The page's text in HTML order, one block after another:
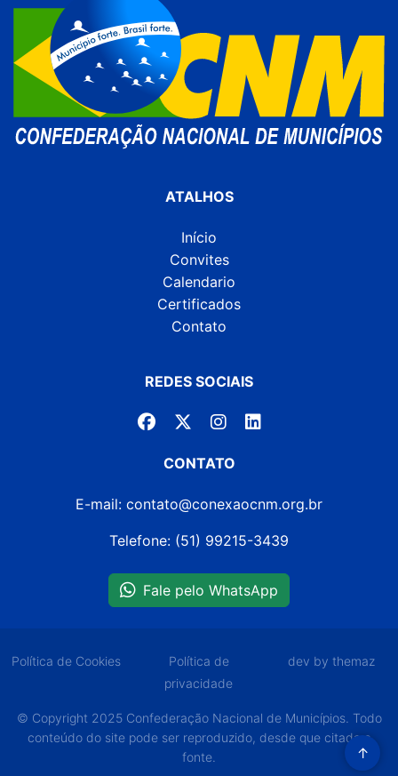
ATALHOS
Início
Convites
Calendario
Certificados
Contato
REDES SOCIAIS
CONTATO
E-mail: contato@conexaocnm.org.br
Telefone: (51) 99215-3439
Fale pelo WhatsApp
Política de Cookies
Política de
privacidade
dev by themaz
© Copyright 2025 Confederação Nacional de Municípios. Todo
conteúdo do site pode ser reproduzido, desde que citada a
fonte.
↑